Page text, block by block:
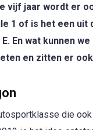
vijf jaar wordt er
1 of is het een uit
En wat kunnen
en zitten er
die